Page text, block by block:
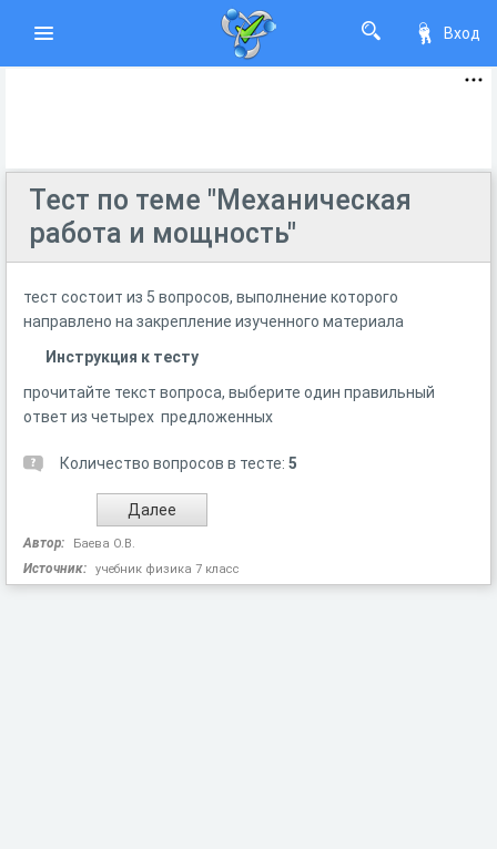
Вход
Тест по теме "Механическая
работа и мощность"
тест состоит из 5 вопросов, выполнение которого
направлено на закрепление изученного материала
Инструкция к тесту
прочитайте текст вопроса, выберите один правильный
ответ из четырех предложенных
Количество вопросов в тесте: 5
Автор: Баева О.В.
Источник: учебник физика 7 класс